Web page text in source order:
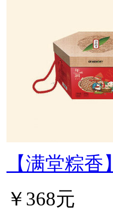
【满堂粽香】
￥368元